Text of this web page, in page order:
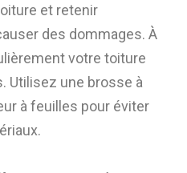
et retenir
des dommages. À
votre toiture
Utilisez une brosse à
à feuilles pour éviter